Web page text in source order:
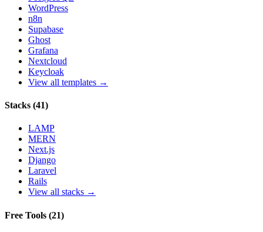
WordPress
n8n
Supabase
Ghost
Grafana
Nextcloud
Keycloak
View all templates →
Stacks (41)
LAMP
MERN
Next.js
Django
Laravel
Rails
View all stacks →
Free Tools (21)